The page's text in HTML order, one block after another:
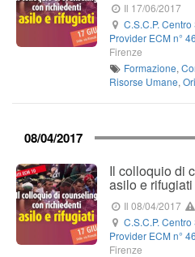
Il 17/06/2017
C.S.C.P.
Provider ECM n°
Firenze
Formazione,
Risorse Umane,
08/04/2017
Il colloquio di
asilo e rifugiati
Il 08/04/2017
C.S.C.P.
Provider ECM n°
Firenze